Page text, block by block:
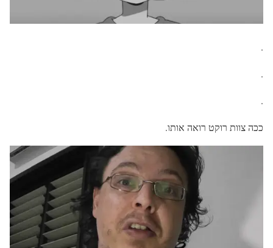
.
.
.
ככה צוות רוקט רואה אותו.